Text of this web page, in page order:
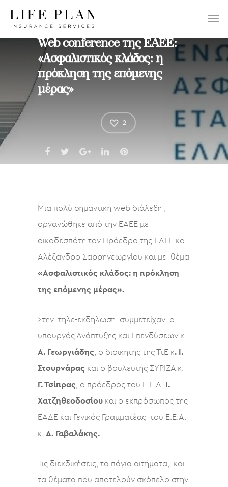
ΕΠΙΛΕΞΤΕ:
Web conference της ΕΑΕΕ:
«Ασφαλιστικός κλάδος: η
πρόκληση της επόμενης
μέρας»
2
Μια πολύ σημαντική web διάλεξη ,
οργανώθηκε από την ΕΑΕΕ με
οικοδεσπότη τον Πρόεδρο της ΕΑΕΕ κο
Αλέξανδρο Σαρρηγεωργίου και με θέμα
«Ασφαλιστικός κλάδος: η πρόκληση
της επόμενης μέρας».
Στην τηλε-εκδήλωση συμμετείχαν ο
υπουργός Ανάπτυξης και Επενδύσεων κ.
Α. Γεωργιάδης, ο διοικητής της ΤτΕ κ. Ι.
Στουρνάρας και ο βουλευτής ΣΥΡΙΖΑ κ.
Γ. Τσίπρας, ο πρόεδρος του Ε.Ε.Α. Ι.
Χατζηθεοδοσίου και ο εκπρόσωπος της
ΕΑΔΕ και Γενικός Γραμματέας του Ε.Ε.Α.
κ. Δ. Γαβαλάκης.
Τις διεκδικήσεις, τα πάγια αιτήματα, και
τα θέματα που αποτελούν σκόπελο στην